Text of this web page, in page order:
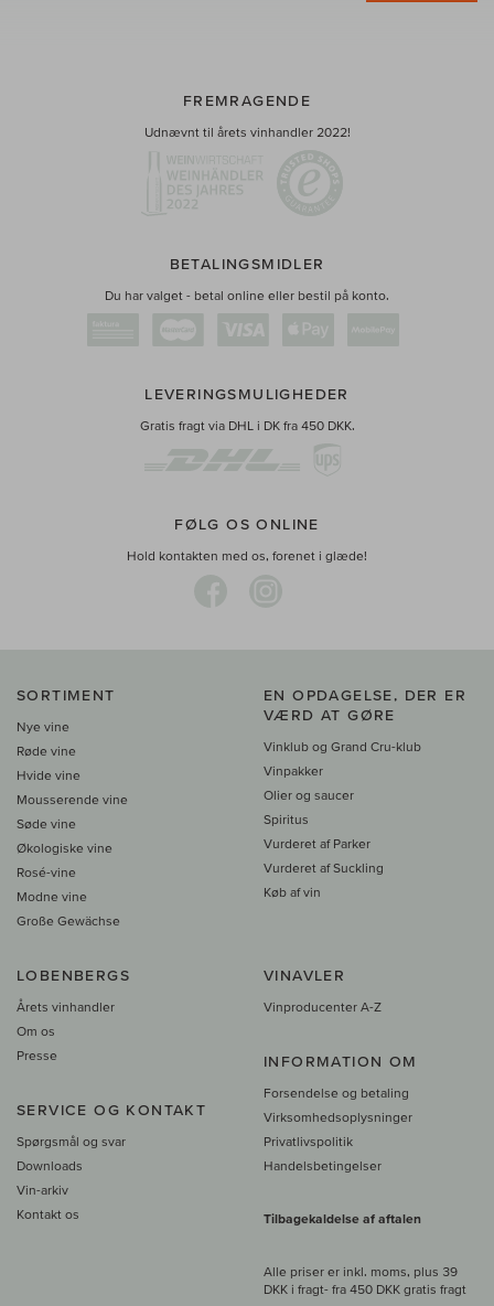
FREMRAGENDE
Udnævnt til årets vinhandler 2022!
BETALINGSMIDLER
Du har valget - betal online eller bestil på konto.
LEVERINGSMULIGHEDER
Gratis fragt via DHL i DK fra 450 DKK.
FØLG OS ONLINE
Hold kontakten med os, forenet i glæde!
SORTIMENT
Nye vine
Røde vine
Hvide vine
Mousserende vine
Søde vine
Økologiske vine
Rosé-vine
Modne vine
Große Gewächse
EN OPDAGELSE, DER ER
VÆRD AT GØRE
Vinklub og Grand Cru-klub
Vinpakker
Olier og saucer
Spiritus
Vurderet af Parker
Vurderet af Suckling
Køb af vin
LOBENBERGS
Årets vinhandler
Om os
Presse
SERVICE OG KONTAKT
Spørgsmål og svar
Downloads
Vin-arkiv
Kontakt os
VINAVLER
Vinproducenter A-Z
INFORMATION OM
Forsendelse og betaling
Virksomhedsoplysninger
Privatlivspolitik
Handelsbetingelser
Tilbagekaldelse af aftalen
Alle priser er inkl. moms, plus 39
DKK i fragt- fra 450 DKK gratis fragt